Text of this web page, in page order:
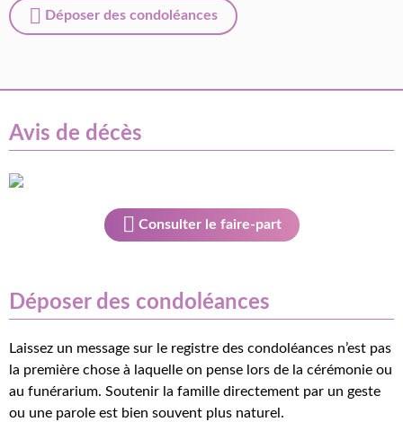
Déposer des condoléances
Avis de décès
Consulter le faire-part
Déposer des condoléances
Laissez un message sur le registre des condoléances n’est pas
la première chose à laquelle on pense lors de la cérémonie ou
au funérarium. Soutenir la famille directement par un geste
ou une parole est bien souvent plus naturel.